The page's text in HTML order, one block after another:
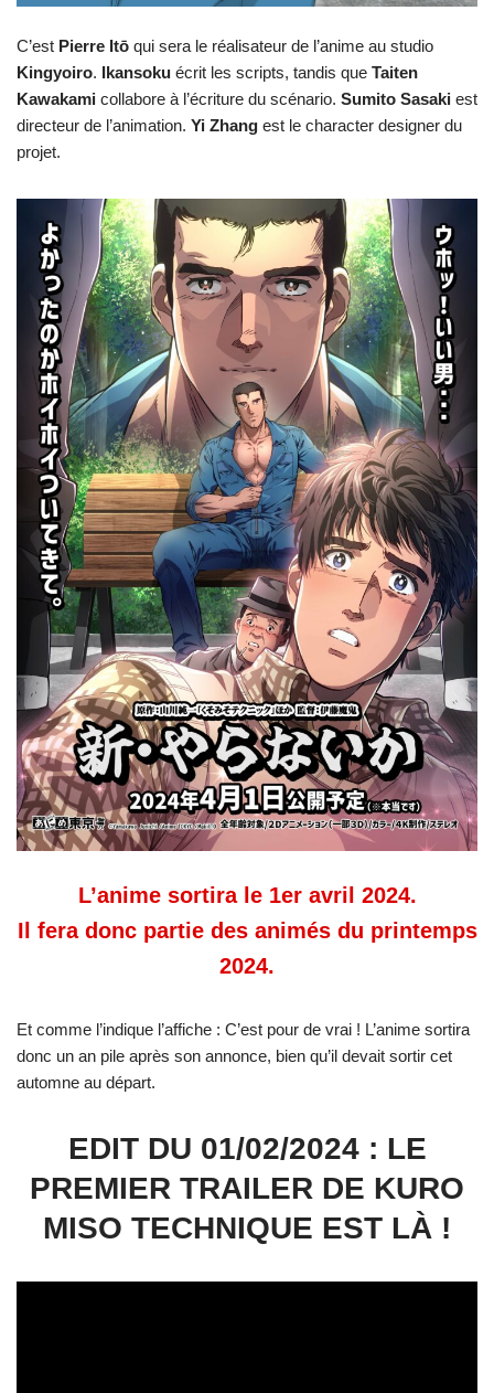
C’est Pierre Itō qui sera le réalisateur de l’anime au studio
Kingyoiro. Ikansoku écrit les scripts, tandis que Taiten
Kawakami collabore à l’écriture du scénario. Sumito Sasaki est
directeur de l’animation. Yi Zhang est le character designer du
projet.
L’anime sortira le 1er avril 2024.
Il fera donc partie des animés du printemps
2024.
Et comme l’indique l’affiche : C’est pour de vrai ! L’anime sortira
donc un an pile après son annonce, bien qu’il devait sortir cet
automne au départ.
EDIT DU 01/02/2024 : LE
PREMIER TRAILER DE KURO
MISO TECHNIQUE EST LÀ !